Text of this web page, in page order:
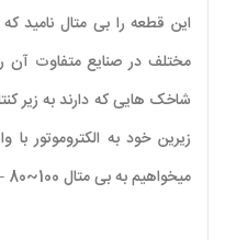
این قطعه را بی متال نامید
مختلف در صنایع متفاوت آن
شاخک هایی که دارند به زیر
زیرین خود به الکتروموتور
میخواهیم به بی متال MT-95/3H – 80~100 بیشتر بپردازیم.